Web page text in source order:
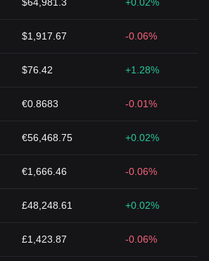
$1,917.67 -0.06%
$76.42 +1.28%
€0.8683 -0.01%
€56,468.75 +0.02%
€1,666.46 -0.06%
£48,248.61 +0.02%
£1,423.87 -0.06%